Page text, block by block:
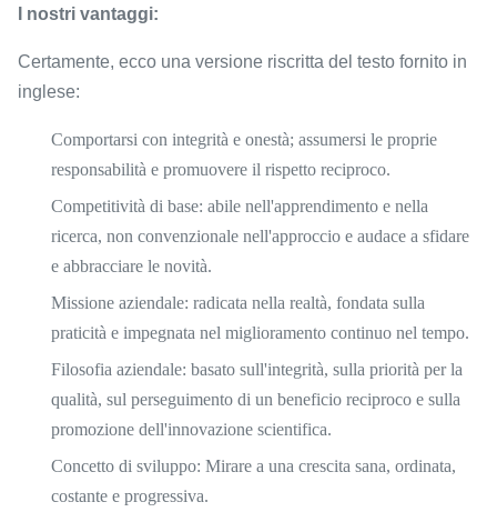
I nostri vantaggi:
Certamente, ecco una versione riscritta del testo fornito in
inglese:
Comportarsi con integrità e onestà; assumersi le proprie
responsabilità e promuovere il rispetto reciproco.
Competitività di base: abile nell'apprendimento e nella
ricerca, non convenzionale nell'approccio e audace a sfidare
e abbracciare le novità.
Missione aziendale: radicata nella realtà, fondata sulla
praticità e impegnata nel miglioramento continuo nel tempo.
Filosofia aziendale: basato sull'integrità, sulla priorità per la
qualità, sul perseguimento di un beneficio reciproco e sulla
promozione dell'innovazione scientifica.
Concetto di sviluppo: Mirare a una crescita sana, ordinata,
costante e progressiva.